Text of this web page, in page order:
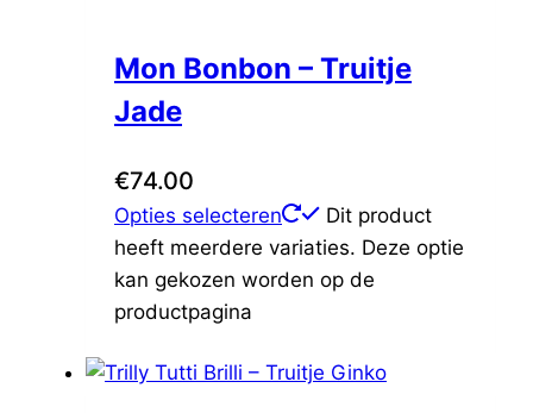
Mon Bonbon – Truitje
Jade
€74.00
Opties selecteren
Dit product
heeft meerdere variaties. Deze optie
kan gekozen worden op de
productpagina